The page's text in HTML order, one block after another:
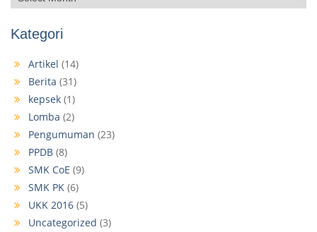
Kategori
Artikel (14)
Berita (31)
kepsek (1)
Lomba (2)
Pengumuman (23)
PPDB (8)
SMK CoE (9)
SMK PK (6)
UKK 2016 (5)
Uncategorized (3)